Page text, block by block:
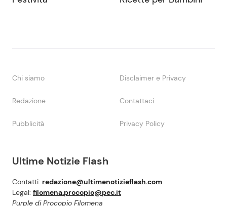
Ultime Notizie Flash
Contatti: redazione@ultimenotizieflash.com
Legal: filomena.procopio@pec.it
Purple di Procopio Filomena
Chi siamo Disclaimer e Privacy
Redazione Contattaci
Pubblicità Privacy Policy